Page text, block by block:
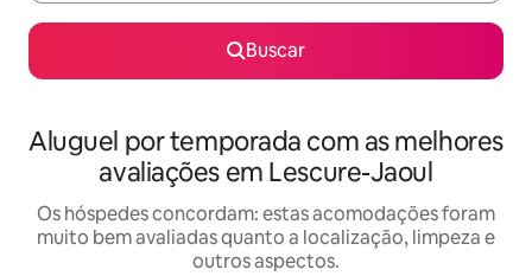
Buscar
Aluguel por temporada com as melhores
avaliações em Lescure-Jaoul
Os hóspedes concordam: estas acomodações foram
muito bem avaliadas quanto a localização, limpeza e
outros aspectos.